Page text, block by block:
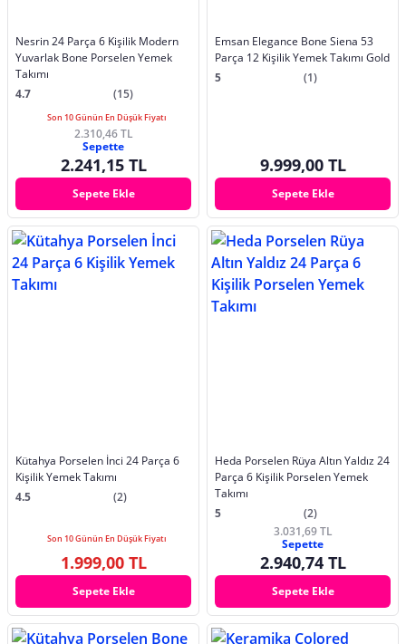
Nesrin 24 Parça 6 Kişilik Modern
Yuvarlak Bone Porselen Yemek
Takımı
4.7
(15)
Son 10 Günün En Düşük Fiyatı
2.310,46 TL
Sepette
2.241,15 TL
Sepete Ekle
Emsan Elegance Bone Siena 53
Parça 12 Kişilik Yemek Takımı Gold
5
(1)
9.999,00 TL
Sepete Ekle
Kütahya Porselen İnci 24 Parça 6
Kişilik Yemek Takımı
4.5
(2)
Son 10 Günün En Düşük Fiyatı
1.999,00 TL
Sepete Ekle
Heda Porselen Rüya Altın Yaldız 24
Parça 6 Kişilik Porselen Yemek
Takımı
5
(2)
3.031,69 TL
Sepette
2.940,74 TL
Sepete Ekle